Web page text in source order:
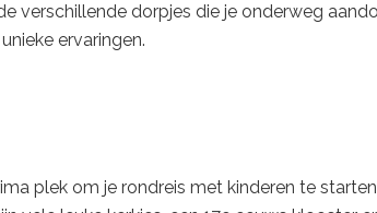
verschillende dorpjes die je onderweg
ervaringen.
plek om je rondreis met kinderen te